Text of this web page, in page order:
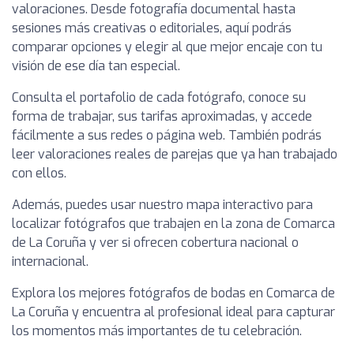
valoraciones. Desde fotografía documental hasta
sesiones más creativas o editoriales, aquí podrás
comparar opciones y elegir al que mejor encaje con tu
visión de ese día tan especial.
Consulta el portafolio de cada fotógrafo, conoce su
forma de trabajar, sus tarifas aproximadas, y accede
fácilmente a sus redes o página web. También podrás
leer valoraciones reales de parejas que ya han trabajado
con ellos.
Además, puedes usar nuestro mapa interactivo para
localizar fotógrafos que trabajen en la zona de Comarca
de La Coruña y ver si ofrecen cobertura nacional o
internacional.
Explora los mejores fotógrafos de bodas en Comarca de
La Coruña y encuentra al profesional ideal para capturar
los momentos más importantes de tu celebración.